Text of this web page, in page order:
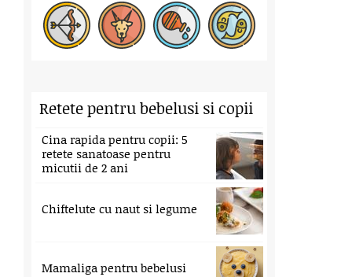
Retete pentru bebelusi si copii
Cina rapida pentru copii: 5
retete sanatoase pentru
micutii de 2 ani
Chiftelute cu naut si legume
Mamaliga pentru bebelusi